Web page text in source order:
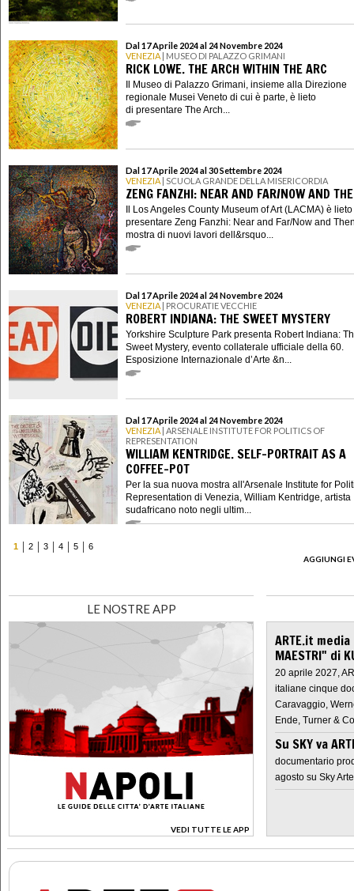
Dal 17 Aprile 2024 al 24 Novembre 2024
VENEZIA | MUSEO DI PALAZZO GRIMANI
RICK LOWE. THE ARCH WITHIN THE ARC
Il Museo di Palazzo Grimani, insieme alla Direzione
regionale Musei Veneto di cui è parte, è lieto
di presentare The Arch...
Dal 17 Aprile 2024 al 30 Settembre 2024
VENEZIA | SCUOLA GRANDE DELLA MISERICORDIA
ZENG FANZHI: NEAR AND FAR/NOW AND
Il Los Angeles County Museum of Art (LACMA) è
presentare Zeng Fanzhi: Near and Far/Now and
mostra di nuovi lavori dell&rsquo...
Dal 17 Aprile 2024 al 24 Novembre 2024
VENEZIA | PROCURATIE VECCHIE
ROBERT INDIANA: THE SWEET MYSTERY
Yorkshire Sculpture Park presenta Robert Indiana:
Sweet Mystery, evento collaterale ufficiale della 60.
Esposizione Internazionale d’Arte &n...
Dal 17 Aprile 2024 al 24 Novembre 2024
VENEZIA | ARSENALE INSTITUTE FOR POLITICS OF
REPRESENTATION
WILLIAM KENTRIDGE. SELF-PORTRAIT AS A
COFFEE-POT
Per la sua nuova mostra all'Arsenale Institute for
Representation di Venezia, William Kentridge, artista
sudafricano noto negli ultim...
1 2 3 4 5
6
AGGIUNGI
LE NOSTRE APP
VEDI TUTTE LE APP
>
ARTE.it
MAESTRI" di
20 aprile 2027,
italiane cinque
Caravaggio,
Ende, Turner &
Su SKY va
documentario
agosto su Sky Arte